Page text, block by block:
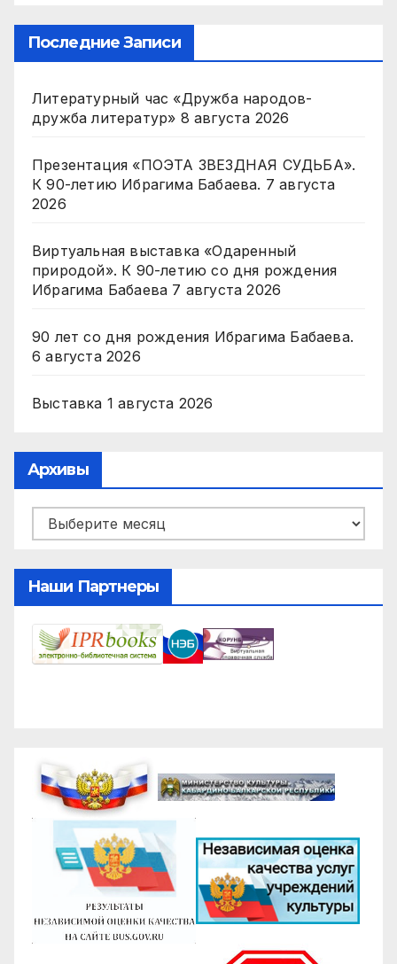
Последние Записи
Литературный час «Дружба народов-
дружба литератур» 8 августа 2026
Презентация «ПОЭТА ЗВЕЗДНАЯ СУДЬБА».
К 90-летию Ибрагима Бабаева. 7 августа
2026
Виртуальная выставка «Одаренный
природой». К 90-летию со дня рождения
Ибрагима Бабаева 7 августа 2026
90 лет со дня рождения Ибрагима Бабаева.
6 августа 2026
Выставка 1 августа 2026
Архивы
Архивы
Наши Партнеры